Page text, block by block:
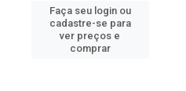
Faça seu login ou
cadastre-se para
ver preços e
comprar